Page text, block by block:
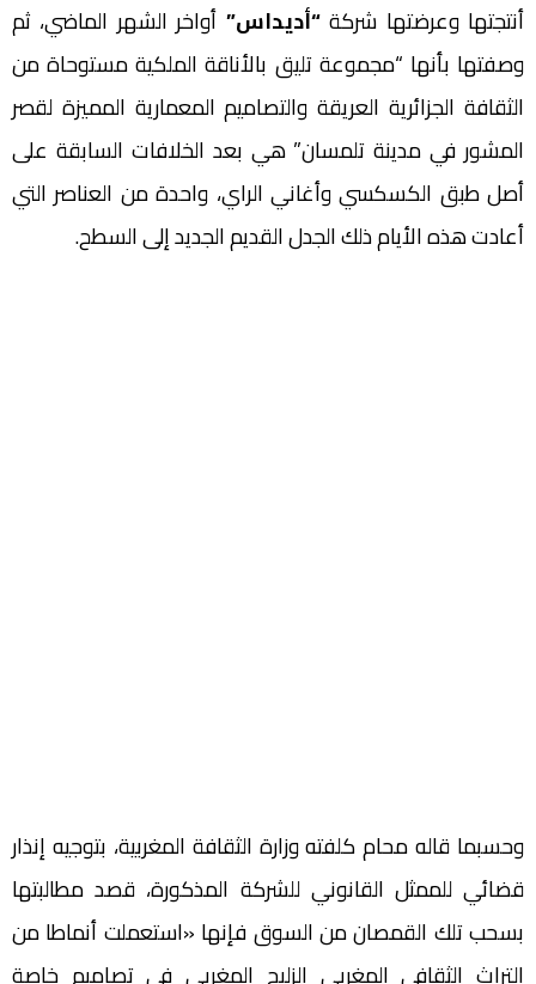
أنتجتها وعرضتها شركة“أديداس” أواخر الشهر الماضي، ثم
وصفتها بأنها “مجموعة تليق بالأناقة الملكية مستوحاة من
الثقافة الجزائرية العريقة والتصاميم المعمارية المميزة لقصر
المشور في مدينة تلمسان” هي بعد الخلافات السابقة على
أصل طبق الكسكسي وأغاني الراي، واحدة من العناصر التي
أعادت هذه الأيام ذلك الجدل القديم الجديد إلى السطح.
وحسبما قاله محام كلفته وزارة الثقافة المغربية، بتوجيه إنذار
قضائي للممثل القانوني للشركة المذكورة، قصد مطالبتها
بسحب تلك القمصان من السوق فإنها «استعملت أنماطا من
التراث الثقافي المغربي الزليج المغربي في تصاميم خاصة